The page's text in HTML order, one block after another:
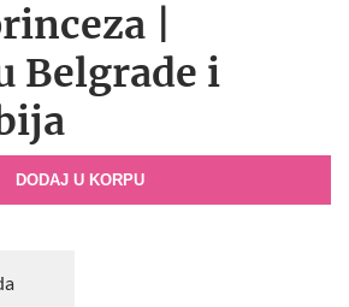
|
Belgrade i
DODAJ U KORPU